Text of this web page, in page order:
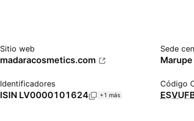
Sitio web
madaracosmetics.com
Sede
Marupe
Identificadores
ISIN LV0000101624 +1 más
Código